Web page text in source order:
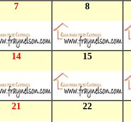
7 8
14 15
21 22